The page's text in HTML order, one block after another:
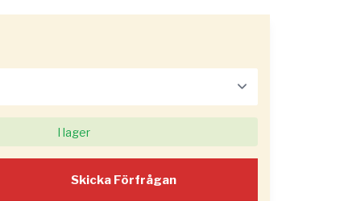
I lager
Skicka Förfrågan